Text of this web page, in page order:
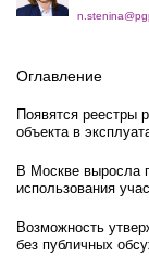
Оглавление
Появятся реестры
объекта в
В Москве выросла
использования
Возможность
без публичных